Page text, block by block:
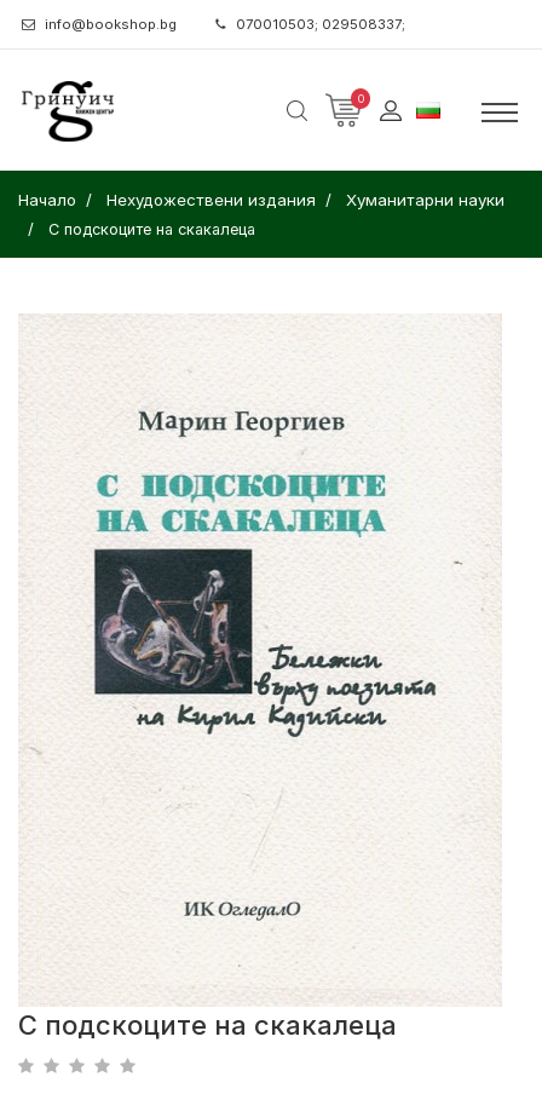
info@bookshop.bg 070010503; 029508337;
0
Начало Нехудожествени издания Хуманитарни науки
С подскоците на скакалеца
С подскоците на скакалеца